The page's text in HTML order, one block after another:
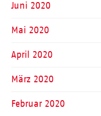
Juni 2020
Mai 2020
April 2020
März 2020
Februar 2020